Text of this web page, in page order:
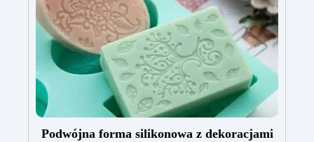
(30 minut).
Guma silikonowa w paście
(500g), łatwa do użycia z proporcją mieszania
1:1, idealna do tworzenia niestandardowych
form.
W zestawie: pasta barwiąca,
wielokrotnego użytku forma silikonowa oraz
rękawice nitrilowe.
Podwójna forma silikonowa z dekoracjami